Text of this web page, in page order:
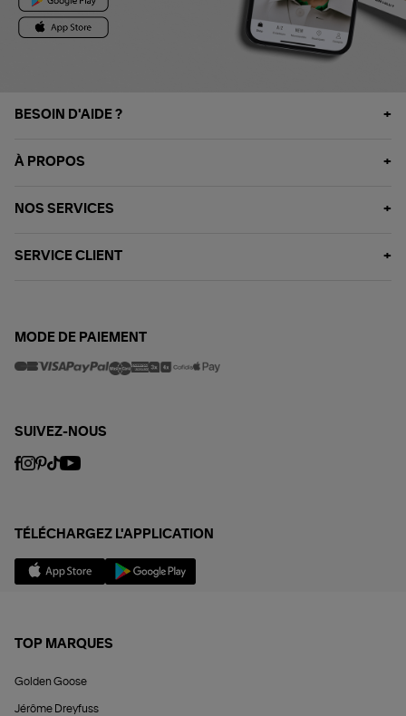
BESOIN D'AIDE ?
À PROPOS
NOS SERVICES
SERVICE CLIENT
MODE DE PAIEMENT
SUIVEZ-NOUS
TÉLÉCHARGEZ L'APPLICATION
TOP MARQUES
Golden Goose
Jérôme Dreyfuss